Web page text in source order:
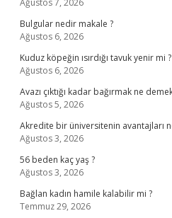
Ağustos 7, 2026
Bulgular nedir makale ?
Ağustos 6, 2026
Kuduz köpeğin ısırdığı tavuk yenir mi ?
Ağustos 6, 2026
Avazı çıktığı kadar bağırmak ne
Ağustos 5, 2026
Akredite bir üniversitenin avantajları
Ağustos 3, 2026
56 beden kaç yaş ?
Ağustos 3, 2026
Bağlan kadın hamile kalabilir mi ?
Temmuz 29, 2026